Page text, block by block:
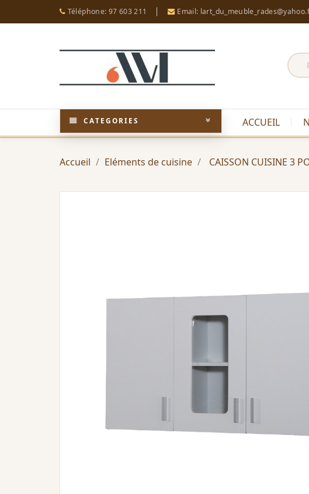
Téléphone: 97 603 211 Email:
CATEGORIES ACCUEIL
Accueil Eléments de cuisine CAISSON CUISINE 3